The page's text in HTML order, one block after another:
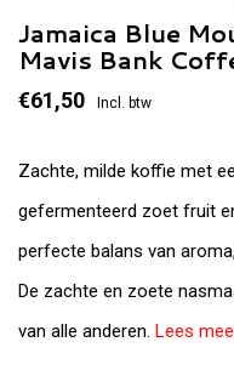
Jamaica Blue
Mavis Bank
€61,50 Incl. btw
Zachte, milde koffie met
gefermenteerd zoet fruit
perfecte balans van
De zachte en zoete
van alle anderen. Lees